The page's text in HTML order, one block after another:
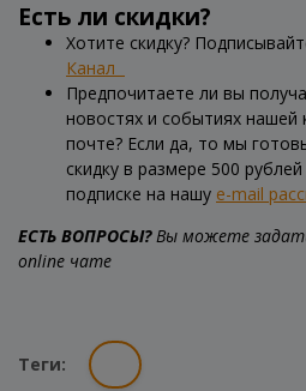
Есть ли скидки?
Хотите скидку?
Канал
Предпочитаете ли вы
новостях и событиях нашей
почте? Если да, то мы
скидку в размере 500
подписке на нашу e-mail
ЕСТЬ ВОПРОСЫ?Вы можете
online чате
Теги: